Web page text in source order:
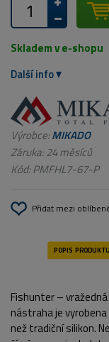
Skladem v e-shopu
Další info
Výrobce:MIKADO
Záruka: 24 měsíců
Kód:PMFHL7-67-P
Přidat mezi
Fishunter –
nástraha je
než tradiční silikon.